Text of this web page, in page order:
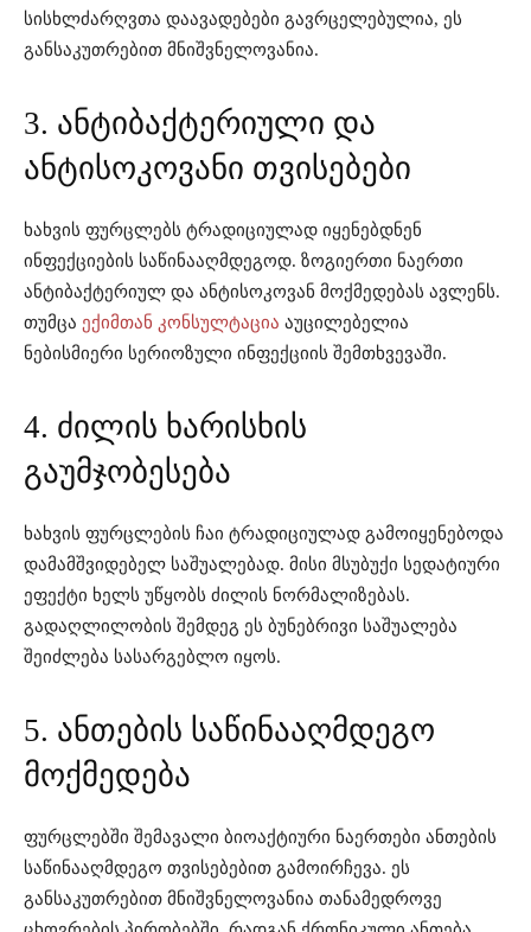
სისხლძარღვთა დაავადებები გავრცელებულია, ეს
განსაკუთრებით მნიშვნელოვანია.
3. ანტიბაქტერიული და
ანტისოკოვანი თვისებები
ხახვის ფურცლებს ტრადიციულად იყენებდნენ
ინფექციების საწინააღმდეგოდ. ზოგიერთი ნაერთი
ანტიბაქტერიულ და ანტისოკოვან მოქმედებას ავლენს.
თუმცა ექიმთან კონსულტაცია აუცილებელია
ნებისმიერი სერიოზული ინფექციის შემთხვევაში.
4. ძილის ხარისხის
გაუმჯობესება
ხახვის ფურცლების ჩაი ტრადიციულად გამოიყენებოდა
დამამშვიდებელ საშუალებად. მისი მსუბუქი სედატიური
ეფექტი ხელს უწყობს ძილის ნორმალიზებას.
გადაღლილობის შემდეგ ეს ბუნებრივი საშუალება
შეიძლება სასარგებლო იყოს.
5. ანთების საწინააღმდეგო
მოქმედება
ფურცლებში შემავალი ბიოაქტიური ნაერთები ანთების
საწინააღმდეგო თვისებებით გამოირჩევა. ეს
განსაკუთრებით მნიშვნელოვანია თანამედროვე